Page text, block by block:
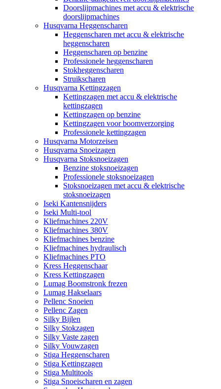
Doorslijpmachines met accu & elektrische
doorslijpmachines
Husqvarna Heggenscharen
Heggenscharen met accu & elektrische
heggenscharen
Heggenscharen op benzine
Professionele heggenscharen
Stokheggenscharen
Struikscharen
Husqvarna Kettingzagen
Kettingzagen met accu & elektrische
kettingzagen
Kettingzagen op benzine
Kettingzagen voor boomverzorging
Professionele kettingzagen
Husqvarna Motorzeisen
Husqvarna Snoeizagen
Husqvarna Stoksnoeizagen
Benzine stoksnoeizagen
Professionele stoksnoeizagen
Stoksnoeizagen met accu & elektrische
stoksnoeizagen
Iseki Kantensnijders
Iseki Multi-tool
Kliefmachines 220V
Kliefmachines 380V
Kliefmachines benzine
Kliefmachines hydraulisch
Kliefmachines PTO
Kress Heggenschaar
Kress Kettingzagen
Lumag Boomstronk frezen
Lumag Hakselaars
Pellenc Snoeien
Pellenc Zagen
Silky Bijlen
Silky Stokzagen
Silky Vaste zagen
Silky Vouwzagen
Stiga Heggenscharen
Stiga Kettingzagen
Stiga Multitools
Stiga Snoeischaren en zagen